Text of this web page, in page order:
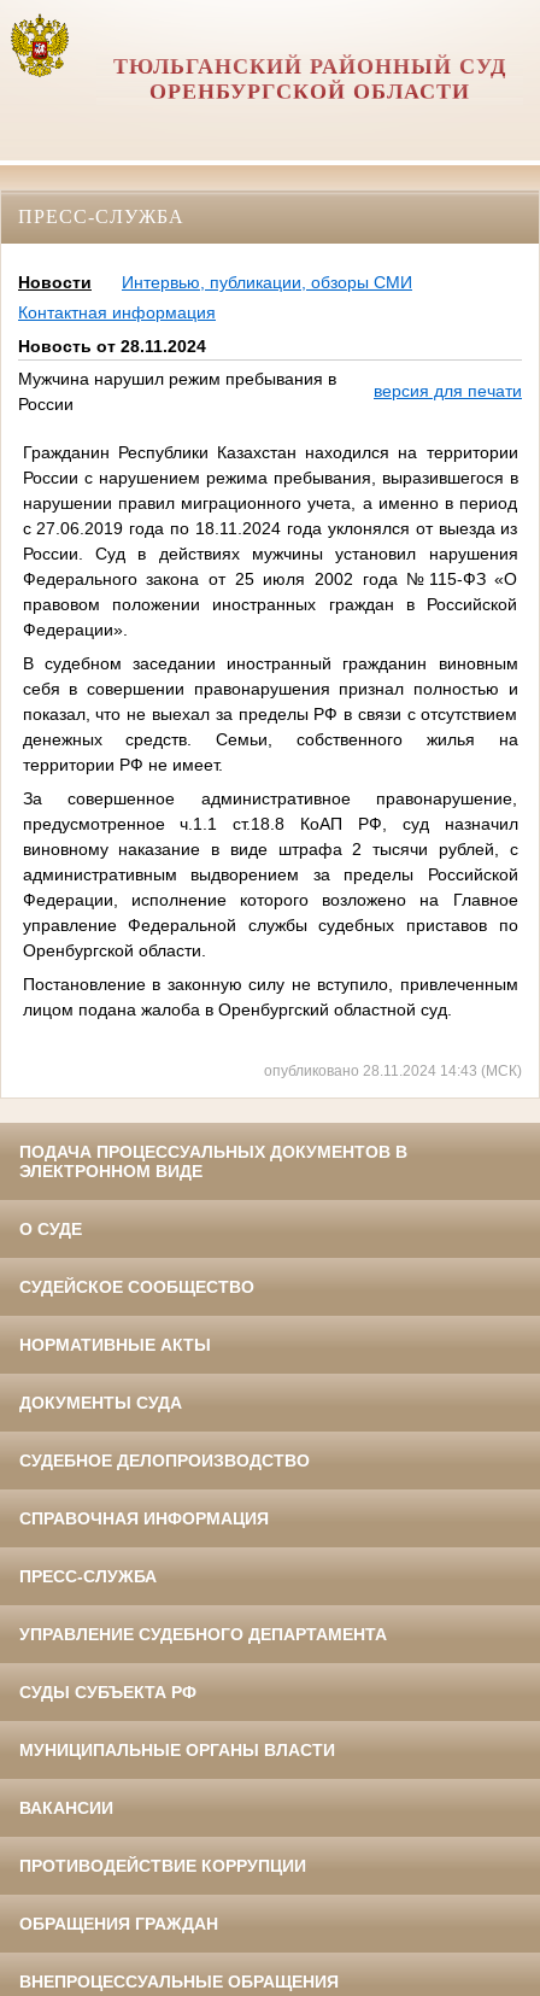
ТЮЛЬГАНСКИЙ РАЙОННЫЙ СУД
ОРЕНБУРГСКОЙ ОБЛАСТИ
ПРЕСС-СЛУЖБА
Новости
Интервью, публикации, обзоры СМИ
Контактная информация
Новость от 28.11.2024
Мужчина нарушил режим пребывания в
России
версия для печати
Гражданин Республики Казахстан находился на территории
России с нарушением режима пребывания, выразившегося в
нарушении правил миграционного учета, а именно в период
с 27.06.2019 года по 18.11.2024 года уклонялся от выезда из
России. Суд в действиях мужчины установил нарушения
Федерального закона от 25 июля 2002 года №115-ФЗ «О
правовом положении иностранных граждан в Российской
Федерации».
В судебном заседании иностранный гражданин виновным
себя в совершении правонарушения признал полностью и
показал, что не выехал за пределы РФ в связи с отсутствием
денежных средств. Семьи, собственного жилья на
территории РФ не имеет.
За совершенное административное правонарушение,
предусмотренное ч.1.1 ст.18.8 КоАП РФ, суд назначил
виновному наказание в виде штрафа 2 тысячи рублей, с
административным выдворением за пределы Российской
Федерации, исполнение которого возложено на Главное
управление Федеральной службы судебных приставов по
Оренбургской области.
Постановление в законную силу не вступило, привлеченным
лицом подана жалоба в Оренбургский областной суд.
опубликовано 28.11.2024 14:43 (МСК)
ПОДАЧА ПРОЦЕССУАЛЬНЫХ ДОКУМЕНТОВ В
ЭЛЕКТРОННОМ ВИДЕ
О СУДЕ
СУДЕЙСКОЕ СООБЩЕСТВО
НОРМАТИВНЫЕ АКТЫ
ДОКУМЕНТЫ СУДА
СУДЕБНОЕ ДЕЛОПРОИЗВОДСТВО
СПРАВОЧНАЯ ИНФОРМАЦИЯ
ПРЕСС-СЛУЖБА
УПРАВЛЕНИЕ СУДЕБНОГО ДЕПАРТАМЕНТА
СУДЫ СУБЪЕКТА РФ
МУНИЦИПАЛЬНЫЕ ОРГАНЫ ВЛАСТИ
ВАКАНСИИ
ПРОТИВОДЕЙСТВИЕ КОРРУПЦИИ
ОБРАЩЕНИЯ ГРАЖДАН
ВНЕПРОЦЕССУАЛЬНЫЕ ОБРАЩЕНИЯ